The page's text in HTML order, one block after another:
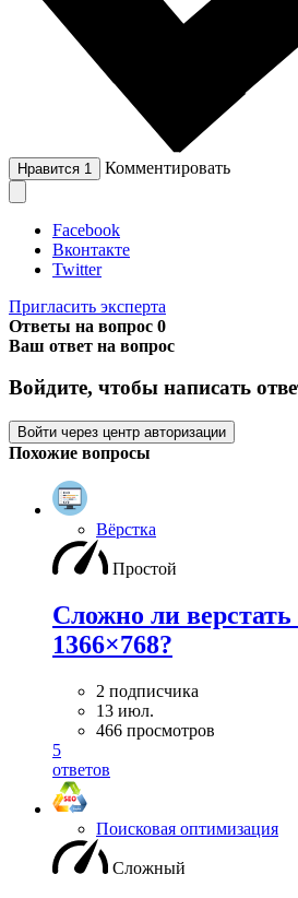
Нравится 1 Комментировать
Facebook
Вконтакте
Twitter
Пригласить эксперта
Ответы на вопрос 0
Ваш ответ на вопрос
Войдите, чтобы написать
Войти через центр авторизации
Похожие вопросы
Вёрстка
Простой
Сложно ли верстать
1366×768?
2 подписчика
13 июл.
466 просмотров
5
ответов
Поисковая оптимизация
Сложный